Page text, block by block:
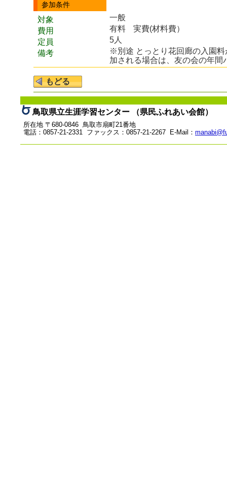
参加条件
対象
一般
費用
有料
実費(材料費）
定員
5人
備考
※別途 とっとり花回廊の入園
加される場合は、友の会の年間
鳥取県立生涯学習センター （県民ふれあい会館）
所在地 〒680-0846 鳥取市扇町21番地
電話：0857-21-2331 ファックス：0857-21-2267 E-Mail：